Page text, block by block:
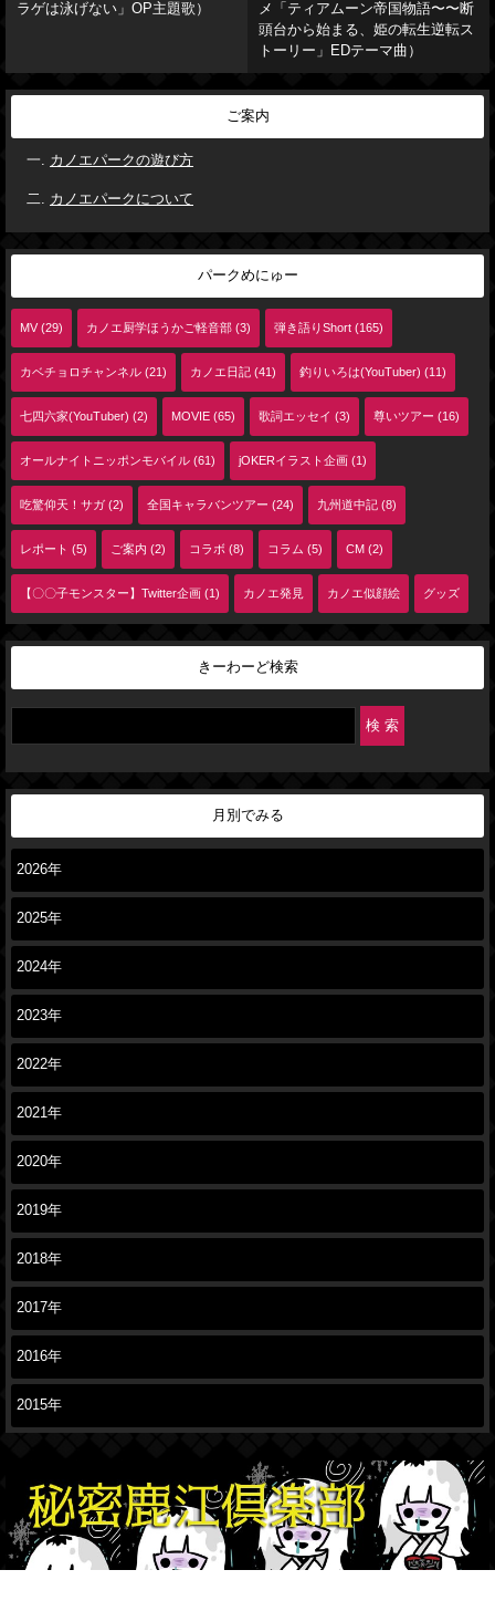
ラゲは泳げない」OP主題歌）
メ「ティアムーン帝国物語〜〜断
頭台から始まる、姫の転生逆転ス
トーリー」EDテーマ曲）
ご案内
カノエパークの遊び方
カノエパークについて
パークめにゅー
MV (29) カノエ厨学ほうかご軽音部 (3) 弾き語りShort (165)
カベチョロチャンネル (21) カノエ日記 (41) 釣りいろは(YouTuber) (11)
七四六家(YouTuber) (2) MOVIE (65) 歌詞エッセイ (3) 尊いツアー (16)
オールナイトニッポンモバイル (61) jOKERイラスト企画 (1)
吃驚仰天！サガ (2) 全国キャラバンツアー (24) 九州道中記 (8)
レポート (5) ご案内 (2) コラボ (8) コラム (5) CM (2)
【〇〇子モンスター】Twitter企画 (1) カノエ発見 カノエ似顔絵 グッズ
きーわーど検索
月別でみる
2026年
2025年
2024年
2023年
2022年
2021年
2020年
2019年
2018年
2017年
2016年
2015年